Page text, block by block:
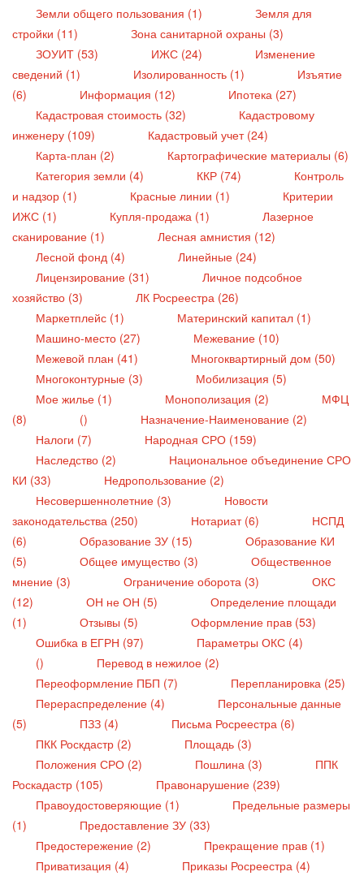
Земли общего пользования (1)
Земля для
стройки (11)
Зона санитарной охраны (3)
ЗОУИТ (53)
ИЖС (24)
Изменение
сведений (1)
Изолированность (1)
Изъятие
(6)
Информация (12)
Ипотека (27)
Кадастровая стоимость (32)
Кадастровому
инженеру (109)
Кадастровый учет (24)
Карта-план (2)
Картографические материалы (6)
Категория земли (4)
ККР (74)
Контроль
и надзор (1)
Красные линии (1)
Критерии
ИЖС (1)
Купля-продажа (1)
Лазерное
сканирование (1)
Лесная амнистия (12)
Лесной фонд (4)
Линейные (24)
Лицензирование (31)
Личное подсобное
хозяйство (3)
ЛК Росреестра (26)
Маркетплейс (1)
Материнский капитал (1)
Машино-место (27)
Межевание (10)
Межевой план (41)
Многоквартирный дом (50)
Многоконтурные (3)
Мобилизация (5)
Мое жилье (1)
Монополизация (2)
МФЦ
(8)
()
Назначение-Наименование (2)
Налоги (7)
Народная СРО (159)
Наследство (2)
Национальное объединение СРО
КИ (33)
Недропользование (2)
Несовершеннолетние (3)
Новости
законодательства (250)
Нотариат (6)
НСПД
(6)
Образование ЗУ (15)
Образование КИ
(5)
Общее имущество (3)
Общественное
мнение (3)
Ограничение оборота (3)
ОКС
(12)
ОН не ОН (5)
Определение площади
(1)
Отзывы (5)
Оформление прав (53)
Ошибка в ЕГРН (97)
Параметры ОКС (4)
()
Перевод в нежилое (2)
Переоформление ПБП (7)
Перепланировка (25)
Перераспределение (4)
Персональные данные
(5)
ПЗЗ (4)
Письма Росреестра (6)
ПКК Роскдастр (2)
Площадь (3)
Положения СРО (2)
Пошлина (3)
ППК
Роскадастр (105)
Правонарушение (239)
Правоудостоверяющие (1)
Предельные размеры
(1)
Предоставление ЗУ (33)
Предостережение (2)
Прекращение прав (1)
Приватизация (4)
Приказы Росреестра (4)